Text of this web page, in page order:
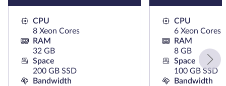
CPU
8 Xeon Cores
RAM
32 GB
Space
200 GB SSD
Bandwidth
CPU
6 Xeon Cores
RAM
8 GB
Space
100 GB SSD
Bandwidth